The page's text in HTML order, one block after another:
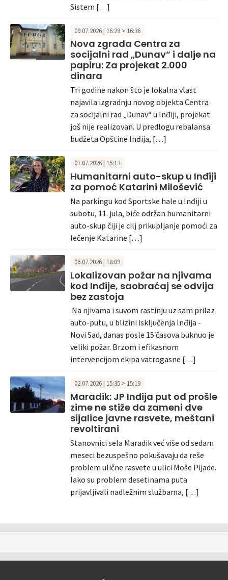
Sistem […]
09.07.2026 | 16:29 > 16:36
Nova zgrada Centra za
socijalni rad „Dunav“ i dalje na
papiru: Za projekat 2.000
dinara
Tri godine nakon što je lokalna vlast
najavila izgradnju novog objekta Centra
za socijalni rad „Dunav“ u Inđiji, projekat
još nije realizovan. U predlogu rebalansa
budžeta Opštine Inđija, […]
07.07.2026 | 15:13
Humanitarni auto-skup u Inđiji
za pomoć Katarini Milošević
Na parkingu kod Sportske hale u Inđiji u
subotu, 11. jula, biće održan humanitarni
auto-skup čiji je cilj prikupljanje pomoći za
lečenje Katarine […]
06.07.2026 | 18:09
Lokalizovan požar na njivama
kod Inđije, saobraćaj se odvija
bez zastoja
Na njivama i suvom rastinju uz sam prilaz
auto-putu, u blizini isključenja Inđija -
Novi Sad, danas posle 15 časova buknuo je
veliki požar. Brzom i efikasnom
intervencijom ekipa vatrogasne […]
02.07.2026 | 15:35 > 15:19
Maradik: JP Inđija put od prošle
zime ne stiže da zameni dve
sijalice javne rasvete, meštani
revoltirani
Stanovnici sela Maradik već više od sedam
meseci bezuspešno pokušavaju da reše
problem ulične rasvete u ulici Moše Pijade.
Iako su problem desetinama puta
prijavljivali nadležnim službama, […]